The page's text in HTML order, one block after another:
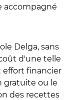
accompagné
Delga, sans
d'une telle
effort financier
gratuite ou le
des recettes